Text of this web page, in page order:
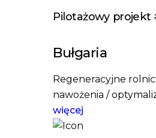
Pilotażowy projekt
Bułgaria
Regeneracyjne
nawożenia /
więcej